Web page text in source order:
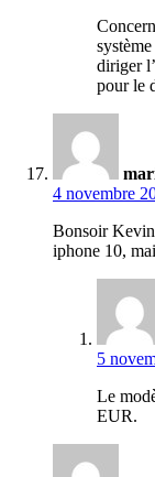
diriger
pour le
4 novembre
Bonsoir
iphone 10,
5
Le
EUR.